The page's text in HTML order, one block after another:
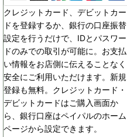
クレジットカード、デビットカー
ドを登録するか、銀行の口座振替
設定を行うだけで、IDとパスワー
ドのみでの取引が可能に。お支払
い情報をお店側に伝えることなく
安全にご利用いただけます。新規
登録も無料。クレジットカード・
デビットカードはご購入画面か
ら、銀行口座はペイパルのホーム
ページから設定できます。